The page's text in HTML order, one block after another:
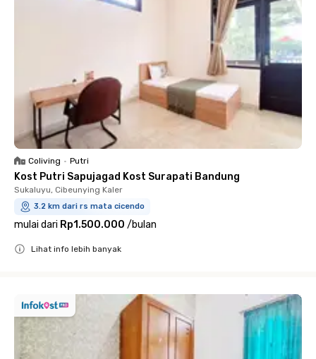
Coliving • Putri
Kost Putri Sapujagad Kost Surapati Bandung
Sukaluyu, Cibeunying Kaler
3.2 km dari rs mata cicendo
mulai dari Rp1.500.000 /bulan
Lihat info lebih banyak